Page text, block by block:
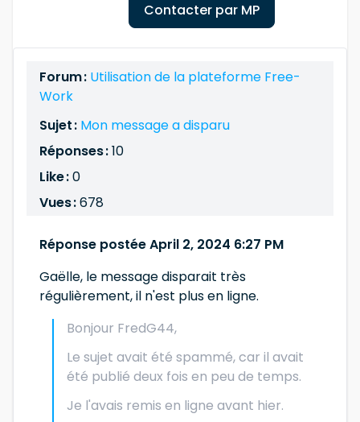
Contacter par MP
Forum : Utilisation de la plateforme Free-
Work
Sujet : Mon message a disparu
Réponses :10
Like :0
Vues :678
Réponse postée April 2, 2024 6:27 PM
Gaëlle, le message disparait très
régulièrement, il n'est plus en ligne.
Bonjour FredG44,
Le sujet avait été spammé, car il avait
été publié deux fois en peu de temps.
Je l'avais remis en ligne avant hier.